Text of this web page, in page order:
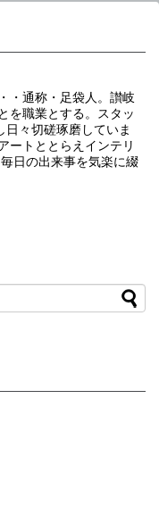
・通称・足袋人。讃岐
を職業とする。スタッ
日々切磋琢磨していま
ートととらえインテリ
日の出来事を気楽に綴